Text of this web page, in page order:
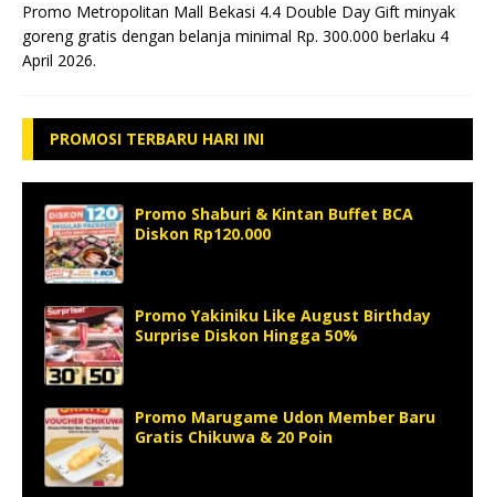
Promo Metropolitan Mall Bekasi 4.4 Double Day Gift minyak
goreng gratis dengan belanja minimal Rp. 300.000 berlaku 4
April 2026.
PROMOSI TERBARU HARI INI
Promo Shaburi & Kintan Buffet BCA
Diskon Rp120.000
Promo Yakiniku Like August Birthday
Surprise Diskon Hingga 50%
Promo Marugame Udon Member Baru
Gratis Chikuwa & 20 Poin